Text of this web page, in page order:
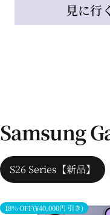
見に行く
Samsung
S26 Series【新品】
18% OFF(¥40,000円 引き)